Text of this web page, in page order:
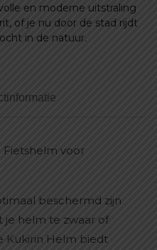
en moderne uitstraling
of je nu door de stad rijdt
in de natuur.
Fietshelm voor
beschermd zijn
je helm te zwaar of
Kukirin Helm biedt